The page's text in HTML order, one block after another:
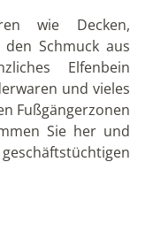
wie Decken,
Schmuck aus
Elfenbein
und vieles
Fußgängerzonen
Sie her und